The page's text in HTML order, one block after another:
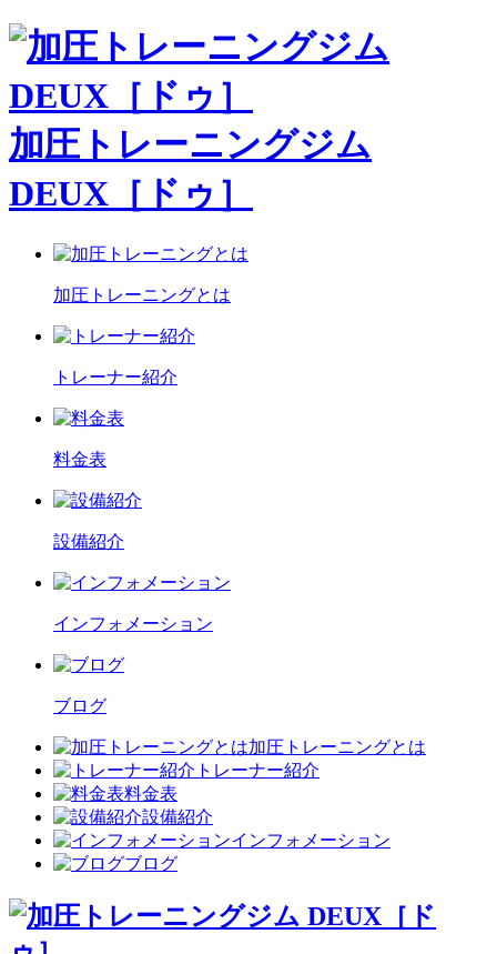
加圧トレーニングジム
DEUX［ドゥ］
加圧トレーニングとは
トレーナー紹介
料金表
設備紹介
インフォメーション
ブログ
加圧トレーニングとは
トレーナー紹介
料金表
設備紹介
インフォメーション
ブログ